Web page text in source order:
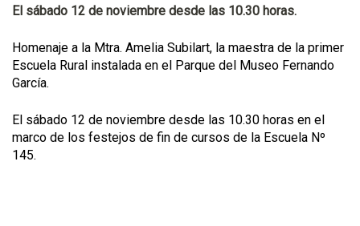
El sábado 12 de noviembre desde las 10.30 horas.
Homenaje a la Mtra. Amelia Subilart, la maestra de la primer
Escuela Rural instalada en el Parque del Museo Fernando
García.
El sábado 12 de noviembre desde las 10.30 horas en el
marco de los festejos de fin de cursos de la Escuela Nº
145.